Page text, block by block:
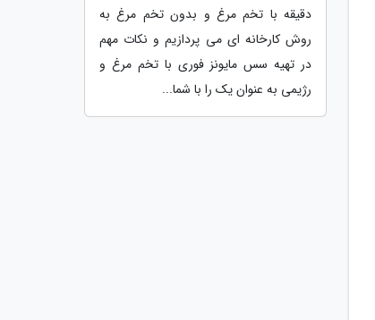
دقیقه با تخم مرغ و بدون تخم مرغ به
روش کارخانه ای می پردازیم و نکات مهم
در تهیه سس مایونز فوری با تخم مرغ و
رژیمی به عنوان یک را با شما...